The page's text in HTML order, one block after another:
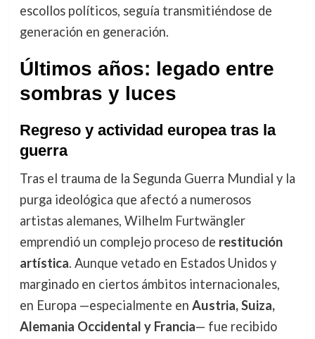
escollos políticos, seguía transmitiéndose de
generación en generación.
Últimos años: legado entre
sombras y luces
Regreso y actividad europea tras la
guerra
Tras el trauma de la Segunda Guerra Mundial y la
purga ideológica que afectó a numerosos
artistas alemanes, Wilhelm Furtwängler
emprendió un complejo proceso de restitución
artística. Aunque vetado en Estados Unidos y
marginado en ciertos ámbitos internacionales,
en Europa —especialmente en Austria, Suiza,
Alemania Occidental y Francia— fue recibido